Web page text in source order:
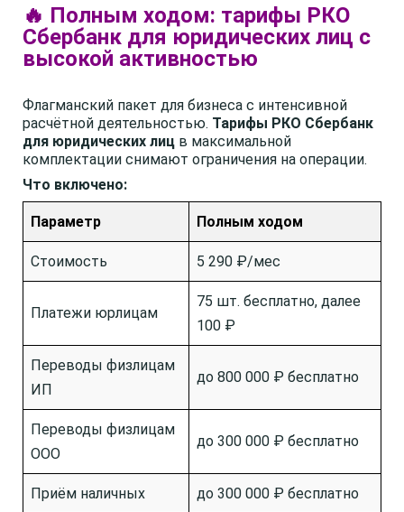
🔥 Полным ходом: тарифы РКО
Сбербанк для юридических лиц с
высокой активностью
Флагманский пакет для бизнеса с интенсивной
расчётной деятельностью. Тарифы РКО Сбербанк
для юридических лиц в максимальной
комплектации снимают ограничения на операции.
Что включено:
Параметр Полным ходом
Стоимость 5 290 ₽/мес
Платежи юрлицам
75 шт. бесплатно, далее
100 ₽
Переводы физлицам
ИП
до 800 000 ₽ бесплатно
Переводы физлицам
ООО
до 300 000 ₽ бесплатно
Приём наличных до 300 000 ₽ бесплатно